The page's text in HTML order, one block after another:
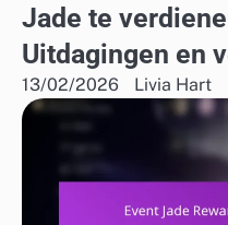
Jade te
Uitdagingen en
13/02/2026 Livia Hart